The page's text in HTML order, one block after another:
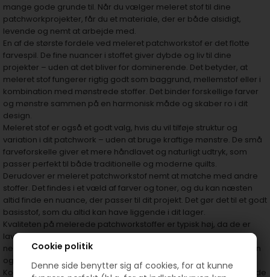
Cookie politik
Denne side benytter sig af cookies, for at kunne
mange gode grunde til. Når du vælger meleret stof til dine
patchworkprojekter, får du et materiale, der er både alsidigt,
levende og nemt at arbejde med.
En af de største fordele ved meleret patchworkstof er det flotte
farvespil. De fine nuancer i stoffet giver dybde og liv til dine
projekter – uden at det bliver for dominerende. Det betyder, at
meleret stof fungerer rigtig godt som baggrund, mellemstof eller i
kombination med mønstrede stoffer. Det binder forskellige farver
og mønstre sammen på en harmonisk måde og skaber ro i dit
design.
Meleret stof er også et godt valg, hvis du vil tilføje struktur og
variation i dit patchwork – uden at bruge kraftige mønstre. De små
farveforskelle giver et mere håndlavet og naturligt udtryk, som
passer perfekt til både traditionelle og moderne quilts.
Derudover er meleret patchworkstof nemt at matche med andre
stoffer. Det findes i et væld af farver og toner, og du kan næsten
altid finde en nuance, der passer til dit projekt. Det gør det til et godt
basisstof, som du altid kan have liggende i dit lager.
Kvaliteten på melerede patchworkstoffer er typisk høj, da de er
lavet specielt til syning og quilting. De holder formen godt, er
nemme at klippe og sy i, og giver flotte resultater – både i hånden
og på maskine.
Kort sagt: meleret patchworkstof giver liv, sammenhæng og dybde